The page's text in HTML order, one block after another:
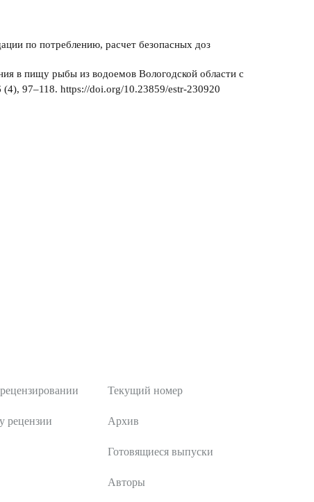
по потреблению, расчет безопасных доз
в пищу рыбы из водоемов Вологодской области с
97–118. https://doi.org/10.23859/estr-230920
рецензии
Текущий номер
Архив
Готовящиеся выпуски
Авторы